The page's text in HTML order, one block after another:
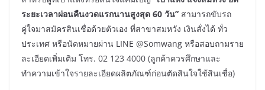
ระยะเวลาผ่อนคืนงวดแรกนานสูงสุด 60 วัน” สามารถขับรถ
คู่ใจมาสมัครสินเชื่อด้วยตัวเอง ที่สาขาสมหวัง เงินสั่งได้ ทั่ว
ประเทศ หรือนัดหมายผ่าน LINE @Somwang หรือสอบถามราย
ละเอียดเพิ่มเติม โทร. 02 123 4000 (ลูกค้าควรศึกษาและ
ทำความเข้าใจรายละเอียดผลิตภัณฑ์ก่อนตัดสินใจใช้สินเชื่อ)